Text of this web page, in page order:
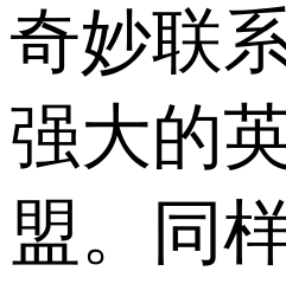
奇妙联
强大的
盟。同